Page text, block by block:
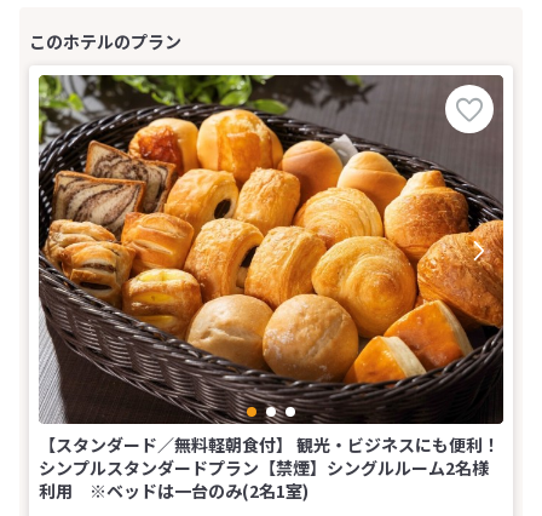
【スタンダード／無料軽朝食付】 観光・ビジネスにも便利！
シンプルスタンダードプラン【禁煙】シングルルーム2名様
利用 ※ベッドは一台のみ(2名1室)